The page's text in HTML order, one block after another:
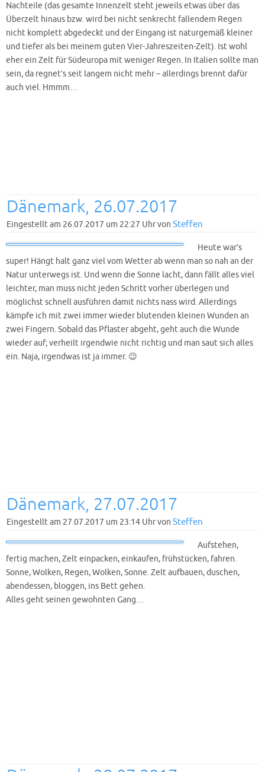
Nachteile (das gesamte Innenzelt steht jeweils etwas über das
Überzelt hinaus bzw. wird bei nicht senkrecht fallendem Regen
nicht komplett abgedeckt und der Eingang ist naturgemäß kleiner
und tiefer als bei meinem guten Vier-Jahreszeiten-Zelt). Ist wohl
eher ein Zelt für Südeuropa mit weniger Regen. In Italien sollte man
sein, da regnet’s seit langem nicht mehr – allerdings brennt dafür
auch viel. Hmmm…
Dänemark, 26.07.2017
Eingestellt am 26.07.2017 um 22:27 Uhr von Steffen
Heute war’s
super! Hängt halt ganz viel vom Wetter ab wenn man so nah an der
Natur unterwegs ist. Und wenn die Sonne lacht, dann fällt alles viel
leichter, man muss nicht jeden Schritt vorher überlegen und
möglichst schnell ausführen damit nichts nass wird. Allerdings
kämpfe ich mit zwei immer wieder blutenden kleinen Wunden an
zwei Fingern. Sobald das Pflaster abgeht, geht auch die Wunde
wieder auf; verheilt irgendwie nicht richtig und man saut sich alles
ein. Naja, irgendwas ist ja immer. 😉
Dänemark, 27.07.2017
Eingestellt am 27.07.2017 um 23:14 Uhr von Steffen
Aufstehen,
fertig machen, Zelt einpacken, einkaufen, frühstücken, fahren.
Sonne, Wolken, Regen, Wolken, Sonne. Zelt aufbauen, duschen,
abendessen, bloggen, ins Bett gehen.
Alles geht seinen gewohnten Gang…